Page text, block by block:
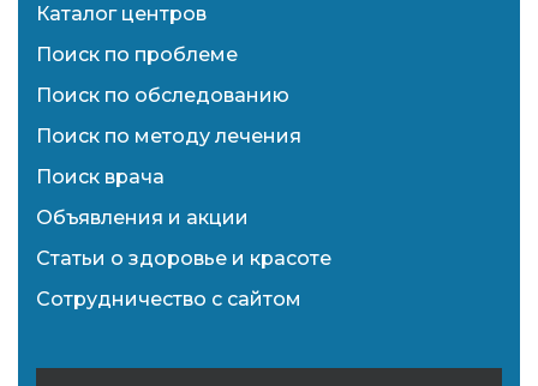
Каталог центров
Поиск по проблеме
Поиск по обследованию
Поиск по методу лечения
Поиск врача
Объявления и акции
Статьи о здоровье и красоте
Сотрудничество с сайтом